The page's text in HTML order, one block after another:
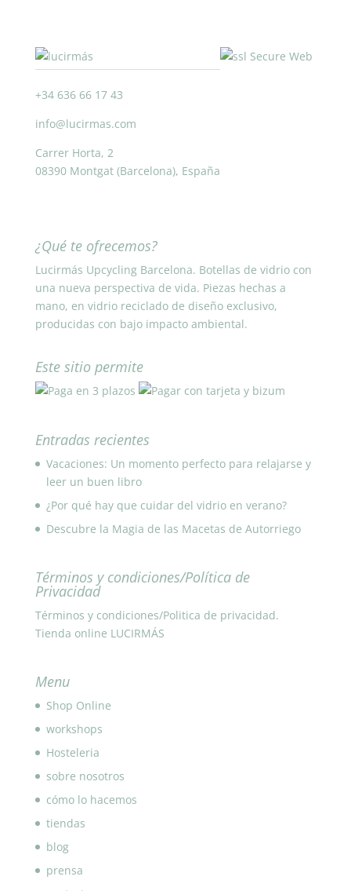
+34 636 66 17 43
info@lucirmas.com
Carrer Horta, 2
08390 Montgat (Barcelona), España
¿Qué te ofrecemos?
Lucirmás Upcycling Barcelona. Botellas de vidrio con
una nueva perspectiva de vida. Piezas hechas a
mano, en vidrio reciclado de diseño exclusivo,
producidas con bajo impacto ambiental.
Este sitio permite
Entradas recientes
Vacaciones: Un momento perfecto para relajarse y
leer un buen libro
¿Por qué hay que cuidar del vidrio en verano?
Descubre la Magia de las Macetas de Autorriego
Términos y condiciones/Política de
Privacidad
Términos y condiciones/Politica de privacidad.
Tienda online LUCIRMÁS
Menu
Shop Online
workshops
Hosteleria
sobre nosotros
cómo lo hacemos
tiendas
blog
prensa